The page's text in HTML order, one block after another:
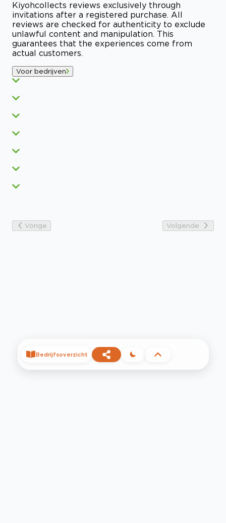
Kiyohcollects reviews exclusively through
invitations after a registered purchase. All
reviews are checked for authenticity to exclude
unlawful content and manipulation. This
guarantees that the experiences come from
actual customers.
Voor bedrijven
Vorige Volgende
Bedrijfsoverzicht